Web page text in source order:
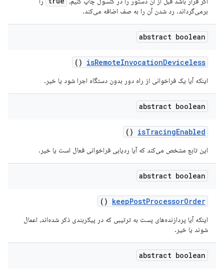
برمی‌گرداند. رد شدن آن را به صف اضافه می‌کند.
abstract boolean
isRemoteInvocationDeviceless
()
اینکه آیا یک فراخوانی از راه دور بدون دستگاه اجرا شود یا خیر.
abstract boolean
isTracingEnabled
()
این تابع مشخص می‌کند که آیا ردیابی فراخوانی فعال است یا خیر.
abstract boolean
keepPostProcessorOrder
()
اینکه آیا پردازنده‌های پست به ترتیبی که در پیکربندی ذکر شده‌اند، اعمال
شوند یا خیر.
abstract boolean